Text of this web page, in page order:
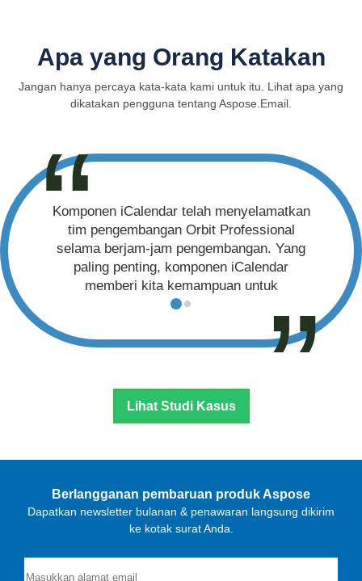
Apa yang Orang Katakan
Jangan hanya percaya kata-kata kami untuk itu. Lihat apa yang
dikatakan pengguna tentang Aspose.Email.
Komponen iCalendar telah menyelamatkan
tim pengembangan Orbit Professional
selama berjam-jam pengembangan. Yang
paling penting, komponen iCalendar
memberi kita kemampuan untuk
menentukan pola pengulangan lanjutan,
Implementasinya mudah, kami benar-benar
fokus pada arsitektur kami dan Aspose
Yassine Loudad | Qualetech, Prancis
Lihat Studi Kasus
Berlangganan pembaruan produk Aspose
Dapatkan newsletter bulanan & penawaran langsung dikirim
ke kotak surat Anda.